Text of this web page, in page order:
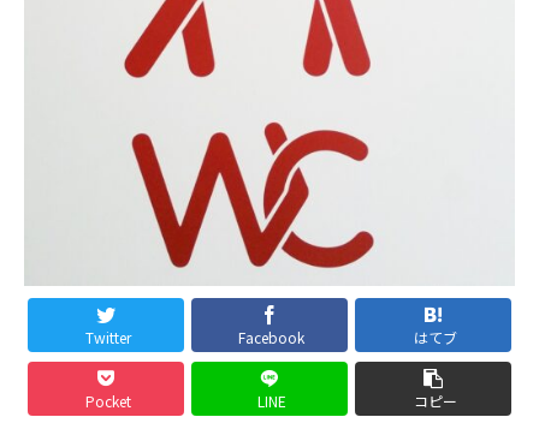
Twitter Facebook はてブ
Pocket LINE コピー